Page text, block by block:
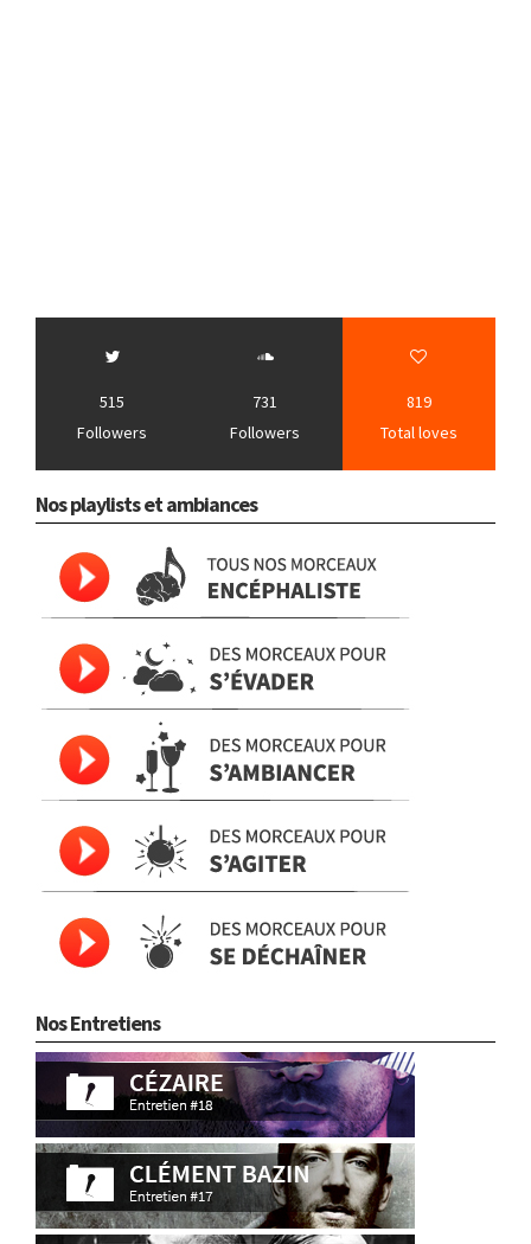
515
Followers
731
Followers
819
Total loves
Nos playlists et ambiances
Nos Entretiens